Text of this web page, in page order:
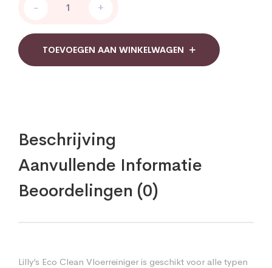
Vloerreiniger
ml
quantity
- +
TOEVOEGEN AAN WINKELWAGEN
Beschrijving
Aanvullende Informatie
Beoordelingen (0)
Lilly’s Eco Clean Vloerreiniger is geschikt voor alle typen